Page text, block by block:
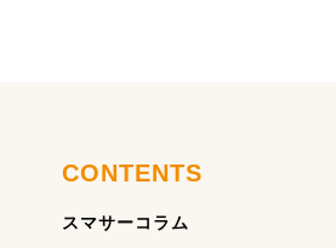
CONTENTS
スマサーコラム